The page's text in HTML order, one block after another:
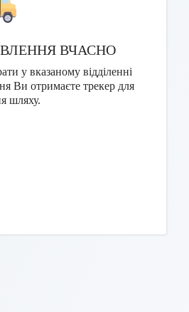
ВЧАСНО
у вказаному відділенні
Ви отримаєте трекер для
шляху.